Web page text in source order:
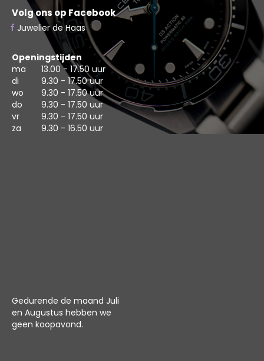
Volg ons op Facebook
Juwelier de Haas
Openingstijden
ma
13.00 - 17.50 uur
di
9.30 - 17.50 uur
wo
9.30 - 17.50 uur
do
9.30 - 17.50 uur
vr
9.30 - 17.50 uur
za
9.30 - 16.50 uur
Gedurende de maand Juli
en Augustus hebben we
geen koopavond.